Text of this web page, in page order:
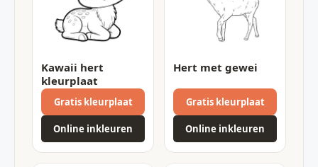
Kawaii hert
kleurplaat
Gratis kleurplaat
Online inkleuren
Hert met gewei
Gratis kleurplaat
Online inkleuren